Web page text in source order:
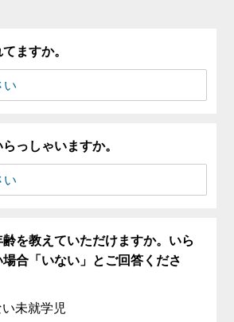
ますか。
っしゃいますか。
を教えていただけますか。いら
場合「いない」とご回答くださ
未就学児